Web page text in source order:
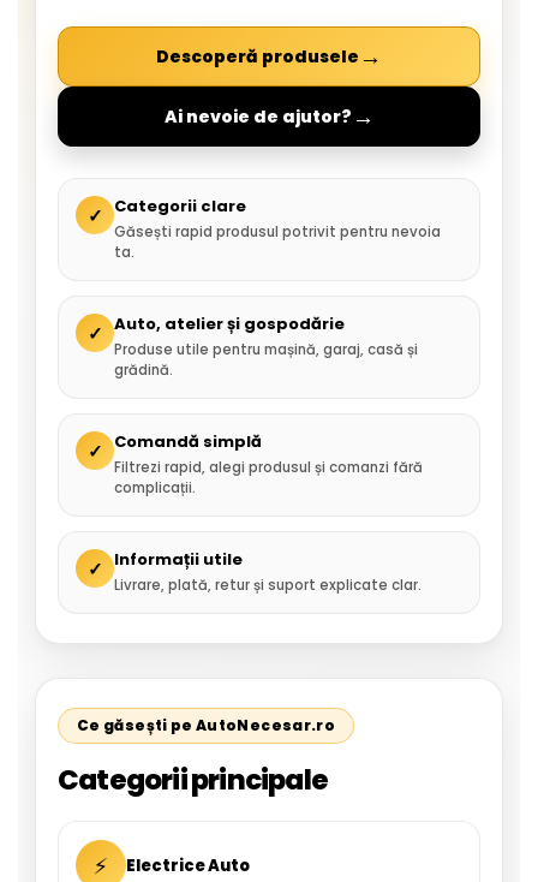
Descoperă produsele →
Ai nevoie de ajutor? →
✓ Categorii clare
Găsești rapid produsul potrivit pentru nevoia
ta.
✓ Auto, atelier și gospodărie
Produse utile pentru mașină, garaj, casă și
grădină.
✓ Comandă simplă
Filtrezi rapid, alegi produsul și comanzi fără
complicații.
✓ Informații utile
Livrare, plată, retur și suport explicate clar.
Ce găsești pe AutoNecesar.ro
Categorii principale
⚡ Electrice Auto